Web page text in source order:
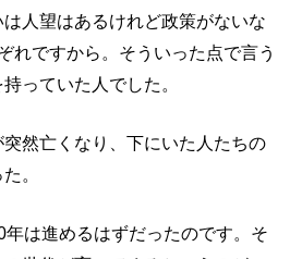
人望はあるけれど政策がないな
れですから。そういった点で言う
っていた人でした。
然亡くなり、下にいた人たちの
。
は進めるはずだったのです。そ